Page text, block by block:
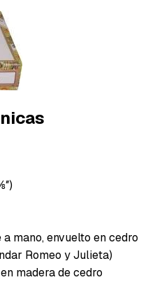
mano, envuelto en cedro
Romeo y Julieta)
madera de cedro